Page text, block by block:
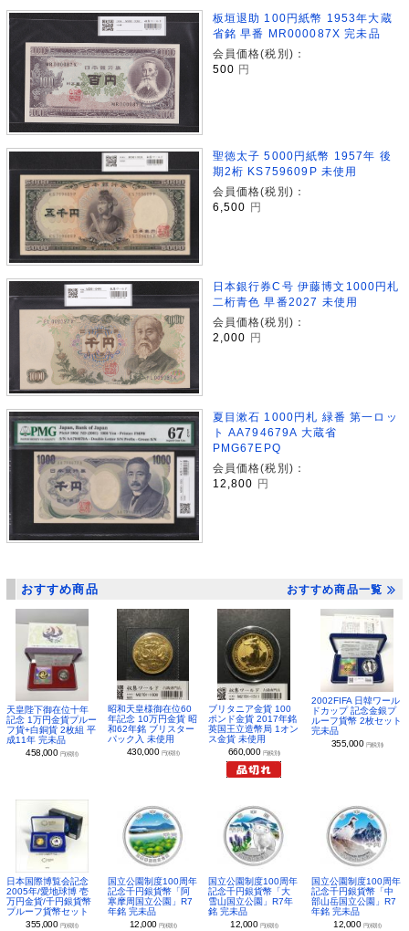
板垣退助 100円紙幣 1953年大蔵
省銘 早番 MR000087X 完未品
会員価格(税別)：
500 円
聖徳太子 5000円紙幣 1957年 後
期2桁 KS759609P 未使用
会員価格(税別)：
6,500
円
日本銀行券C号 伊藤博文1000円札
二桁青色 早番2027 未使用
会員価格(税別)：
2,000
円
夏目漱石 1000円札 緑番 第一ロッ
ト AA794679A 大蔵省
PMG67EPQ
会員価格(税別)：
12,800
円
おすすめ商品 おすすめ商品一覧
天皇陛下御在位十年
記念 1万円金貨プルー
フ貨+白銅貨 2枚組 平
成11年 完未品
458,000 円(税別)
昭和天皇様御在位60
年記念 10万円金貨 昭
和62年銘 ブリスター
パック入 未使用
430,000 円(税別)
ブリタニア金貨 100
ポンド金貨 2017年銘
英国王立造幣局 1オン
ス金貨 未使用
660,000 円(税別)
2002FIFA 日韓ワール
ドカップ 記念金銀プ
ルーフ貨幣 2枚セット
完未品
355,000 円(税別)
日本国際博覧会記念
2005年/愛地球博 壱
万円金貨/千円銀貨幣
プルーフ貨幣セット
355,000 円(税別)
国立公園制度100周年
記念千円銀貨幣「阿
寒摩周国立公園」R7
年銘 完未品
12,000 円(税別)
国立公園制度100周年
記念千円銀貨幣「大
雪山国立公園」R7年
銘 完未品
12,000 円(税別)
国立公園制度100周年
記念千円銀貨幣「中
部山岳国立公園」R7
年銘 完未品
12,000 円(税別)